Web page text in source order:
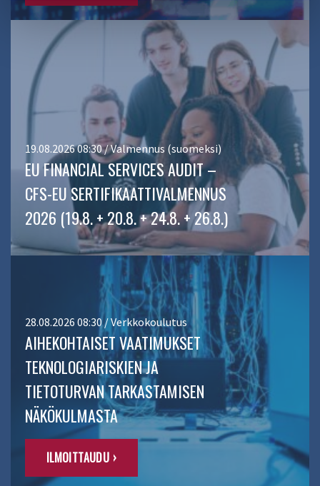
19.08.2026 08:30 / Valmennus (suomeksi)
EU FINANCIAL SERVICES AUDIT –
CFS-EU SERTIFIKAATTIVALMENNUS
2026 (19.8. + 20.8. + 24.8. + 26.8.)
28.08.2026 08:30 / Verkkokoulutus
AIHEKOHTAISET VAATIMUKSET
TEKNOLOGIARISKIEN JA
TIETOTURVAN TARKASTAMISEN
NÄKÖKULMASTA
ILMOITTAUDU ›